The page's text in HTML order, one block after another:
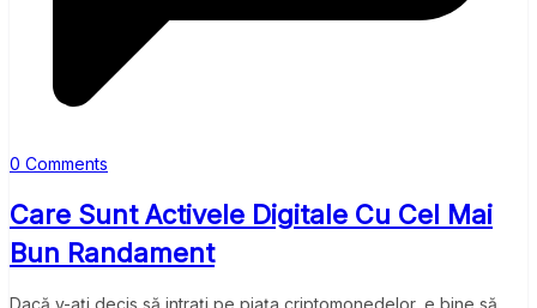
0 Comments
Care Sunt Activele Digitale Cu Cel Mai
Bun Randament
Dacă v-ați decis să intrați pe piața criptomonedelor, e bine să